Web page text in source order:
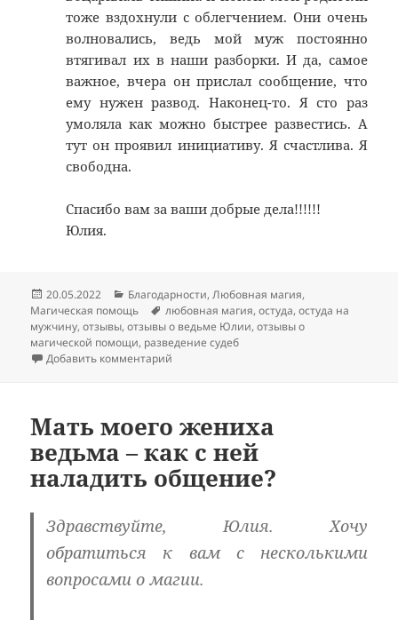
тоже вздохнули с облегчением. Они очень
волновались, ведь мой муж постоянно
втягивал их в наши разборки. И да, самое
важное, вчера он прислал сообщение, что
ему нужен развод. Наконец-то. Я сто раз
умоляла как можно быстрее развестись. А
тут он проявил инициативу. Я счастлива. Я
свободна.
Спасибо вам за ваши добрые дела!!!!!!
Юлия.
Опубликовано
20.05.2022 Рубрики
Благодарности,Любовная магия,
Магическая помощь
Метки
любовная магия,остуда,остуда на
мужчину,отзывы,отзывы о ведьме Юлии,отзывы о
магической помощи, разведение судеб
Добавить комментарий
Мать моего жениха
ведьма – как с ней
наладить общение?
Здравствуйте, Юлия. Хочу
обратиться к вам с несколькими
вопросами о магии.